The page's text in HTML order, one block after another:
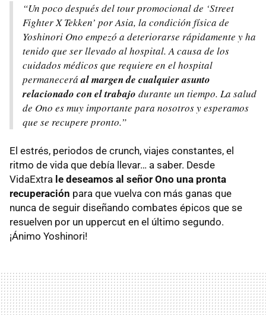
“Un poco después del tour promocional de ‘Street
Fighter X Tekken’ por Asia, la condición física de
Yoshinori Ono empezó a deteriorarse rápidamente y ha
tenido que ser llevado al hospital. A causa de los
cuidados médicos que requiere en el hospital
permaneceráal margen de cualquier asunto
relacionado con el trabajo durante un tiempo. La salud
de Ono es muy importante para nosotros y esperamos
que se recupere pronto.”
El estrés, periodos de crunch, viajes constantes, el
ritmo de vida que debía llevar… a saber. Desde
VidaExtra le deseamos al señor Ono una pronta
recuperación para que vuelva con más ganas que
nunca de seguir diseñando combates épicos que se
resuelven por un uppercut en el último segundo.
¡Ánimo Yoshinori!